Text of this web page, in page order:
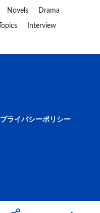
Novels Drama
Topics Interview
プライバシーポリシー